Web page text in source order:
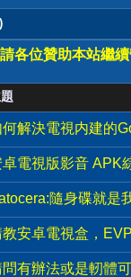
請各位贊助本站繼
何解決電視内建的
卓電視版影音 APK
隨身碟就是
教安卓電視盒，
問有辦法或是軔體